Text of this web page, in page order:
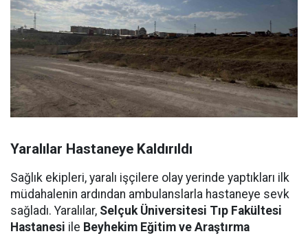
Yaralılar Hastaneye Kaldırıldı
Sağlık ekipleri, yaralı işçilere olay yerinde yaptıkları ilk
müdahalenin ardından ambulanslarla hastaneye sevk
sağladı. Yaralılar, Selçuk Üniversitesi Tıp Fakültesi
Hastanesi ile Beyhekim Eğitim ve Araştırma